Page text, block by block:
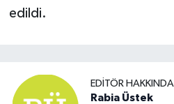
edildi.
EDITÖR HAKKINDA
Rabia Üstek